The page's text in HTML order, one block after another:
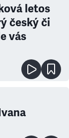
letos
český či
vás